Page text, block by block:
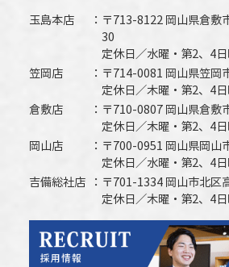
玉島本店
〒713-8122 岡山県倉敷
30
定休日／水曜・第2、4
笠岡店
〒714-0081 岡山県笠
定休日／木曜・第2、4
倉敷店
〒710-0807 岡山県倉
定休日／木曜・第2、4
岡山店
〒700-0951 岡山県岡山
定休日／水曜・第2、4
吉備総社店
〒701-1334 岡山市北区
定休日／木曜・第2、4